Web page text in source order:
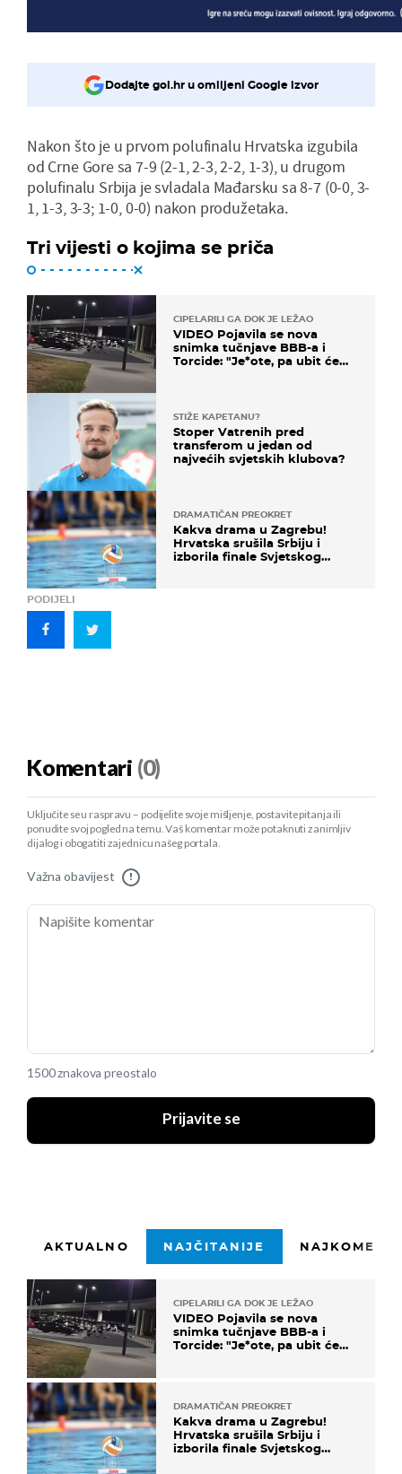
Dodajte gol.hr u omiljeni Google izvor
Nakon što je u prvom polufinalu Hrvatska izgubila
od Crne Gore sa 7-9 (2-1, 2-3, 2-2, 1-3), u drugom
polufinalu Srbija je svladala Mađarsku sa 8-7 (0-0, 3-
1, 1-3, 3-3; 1-0, 0-0) nakon produžetaka.
Tri vijesti o kojima se priča
CIPELARILI GA DOK JE LEŽAO
VIDEO Pojavila se nova
snimka tučnjave BBB-a i
Torcide: "Je*ote, pa ubit će
STIŽE KAPETANU?
Stoper Vatrenih pred
transferom u jedan od
najvećih svjetskih klubova?
DRAMATIČAN PREOKRET
Kakva drama u Zagrebu!
Hrvatska srušila Srbiju i
izborila finale Svjetskog
PODIJELI
Komentari (0)
Uključite se u raspravu – podijelite svoje mišljenje, postavite pitanja ili
ponudite svoj pogled na temu. Vaš komentar može potaknuti zanimljiv
dijalog i obogatiti zajednicu našeg portala.
Važna obavijest !
1500 znakova preostalo
Prijavite se
AKTUALNO NAJČITANIJE
CIPELARILI GA DOK JE LEŽAO
VIDEO Pojavila se nova
snimka tučnjave BBB-a i
Torcide: "Je*ote, pa ubit će
DRAMATIČAN PREOKRET
Kakva drama u Zagrebu!
Hrvatska srušila Srbiju i
izborila finale Svjetskog